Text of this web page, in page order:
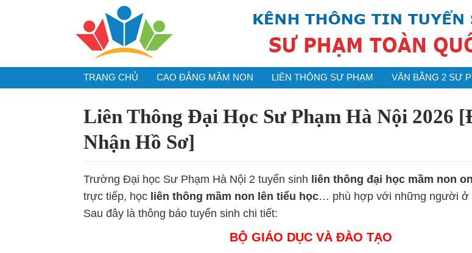
TRANG CHỦ CAO ĐẲNG MẦM NON LIÊN THÔNG SƯ PHẠM VĂN BẰNG 2 SƯ
Liên Thông Đại Học Sư Phạm Hà Nội 2026
Nhận Hồ Sơ]
Trường Đại học Sư Phạm Hà Nội 2 tuyển sinh liên thông đại học mầm non
trực tiếp, học liên thông mầm non lên tiểu học… phù hợp với những người ở
Sau đây là thông báo tuyển sinh chi tiết:
BỘ GIÁO DỤC VÀ ĐÀO TẠO